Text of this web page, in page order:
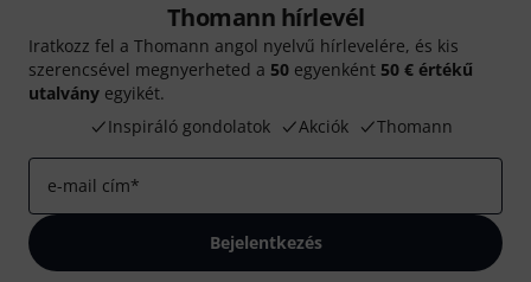
Thomann hírlevél
Iratkozz fel a Thomann angol nyelvű hírlevelére, és kis
szerencsével megnyerheted a 50 egyenként 50 € értékű
utalvány egyikét.
Inspiráló gondolatok
Akciók Thomann
e-mail cím*
Bejelentkezés